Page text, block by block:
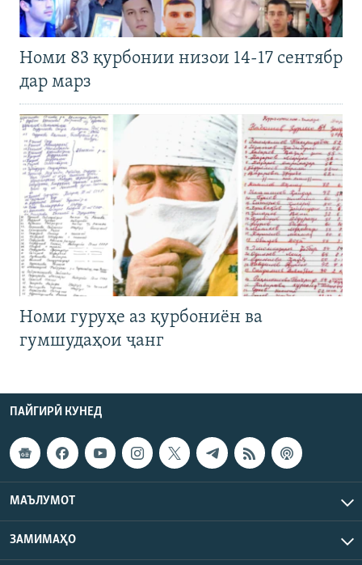
Номи 83 қурбонии низои 14-17 сентябр
дар марз
Номи гуруҳе аз қурбониён ва
гумшудаҳои ҷанг
ПАЙГИРӢ КУНЕД
МАЪЛУМОТ
ЗАМИМАҲО